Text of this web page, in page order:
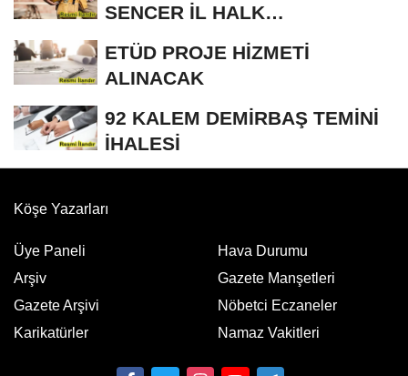
SENCER İL HALK
KÜTÜPHANESİ BAKIM VE
ONARIM...
ETÜD PROJE HİZMETİ
ALINACAK
92 KALEM DEMİRBAŞ TEMİNİ
İHALESİ
Köşe Yazarları
Üye Paneli
Arşiv
Gazete Arşivi
Karikatürler
Hava Durumu
Gazete Manşetleri
Nöbetci Eczaneler
Namaz Vakitleri